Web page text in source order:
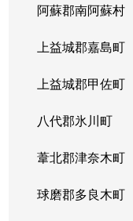
阿蘇郡南阿蘇村
上益城郡嘉島町
上益城郡甲佐町
八代郡氷川町
葦北郡津奈木町
球磨郡多良木町